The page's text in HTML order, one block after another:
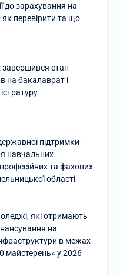
до зарахування на
перевірити та що
завершився етап
на бакалаврат і
підтримки —
навчальних
та фахових
області
які отримають
на
в межах
майстерень» у 2026